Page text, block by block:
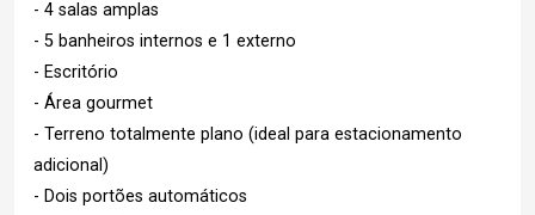
- 4 salas amplas
- 5 banheiros internos e 1 externo
- Escritório
- Área gourmet
- Terreno totalmente plano (ideal para estacionamento
adicional)
- Dois portões automáticos